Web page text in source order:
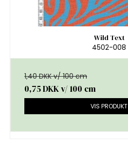
Wild Text
4502-008
1,40 DKK v/ 100 cm
0,75 DKKv/ 100 cm
VIS PRODUKT